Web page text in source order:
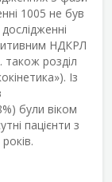
1005 не був
НДКРЛ
також розділ
Із
були віком
пацієнти з